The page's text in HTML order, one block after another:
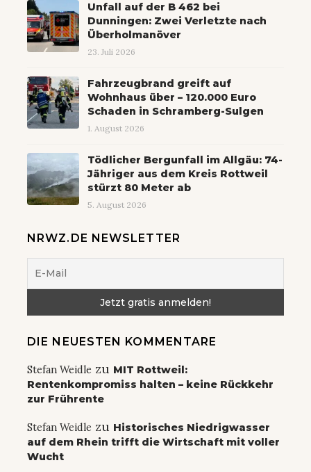
Unfall auf der B 462 bei
Dunningen: Zwei Verletzte nach
Überholmanöver
23. Juli 2026
Fahrzeugbrand greift auf
Wohnhaus über – 120.000 Euro
Schaden in Schramberg-Sulgen
1. August 2026
Tödlicher Bergunfall im Allgäu: 74-
Jähriger aus dem Kreis Rottweil
stürzt 80 Meter ab
5. August 2026
NRWZ.DE NEWSLETTER
DIE NEUESTEN KOMMENTARE
Stefan Weidle zu MIT Rottweil:
Rentenkompromiss halten – keine Rückkehr
zur Frührente
Stefan Weidle zu Historisches Niedrigwasser
auf dem Rhein trifft die Wirtschaft mit voller
Wucht